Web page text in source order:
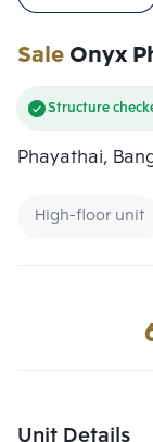
SaleOnyx
Structure
Phayathai,
High-floor unit